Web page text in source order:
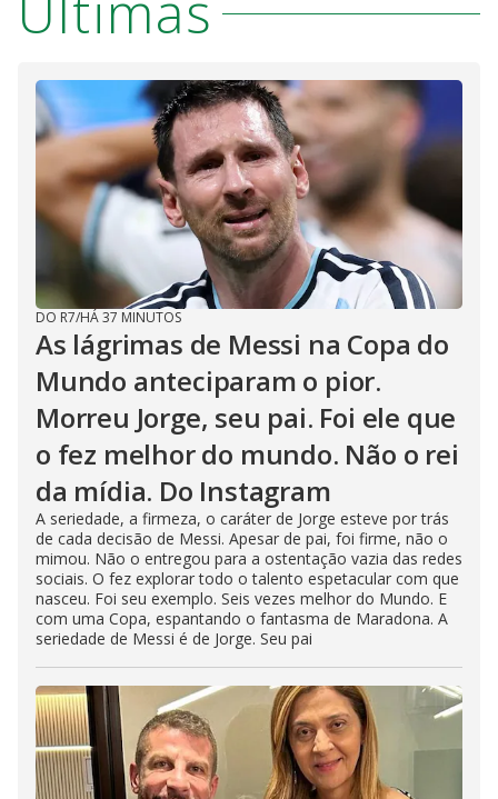
DO R7/HÁ 37 MINUTOS
As lágrimas de Messi na Copa do
Mundo anteciparam o pior.
Morreu Jorge, seu pai. Foi ele que
o fez melhor do mundo. Não o rei
da mídia. Do Instagram
A seriedade, a firmeza, o caráter de Jorge esteve por trás
de cada decisão de Messi. Apesar de pai, foi firme, não o
mimou. Não o entregou para a ostentação vazia das redes
sociais. O fez explorar todo o talento espetacular com que
nasceu. Foi seu exemplo. Seis vezes melhor do Mundo. E
com uma Copa, espantando o fantasma de Maradona. A
seriedade de Messi é de Jorge. Seu pai